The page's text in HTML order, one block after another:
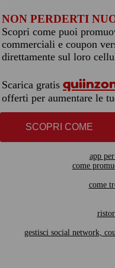
NON PERDERTI
Scopri come puoi
commerciali e coupon
direttamente sul loro
Scarica gratis
offerti per aumentare le
SCOPRI COME
app
come
come
gestisci social network,